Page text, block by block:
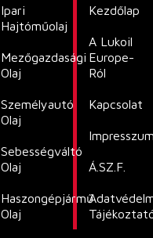
Ipari
Hajtóműolaj
Mezőgazdasági
Olaj
Személyautó
Olaj
Sebességváltó
Olaj
Haszongépjármű
Olaj
Kezdőlap
A Lukoil
Europe-
Ról
Kapcsolat
Á.SZ.F.